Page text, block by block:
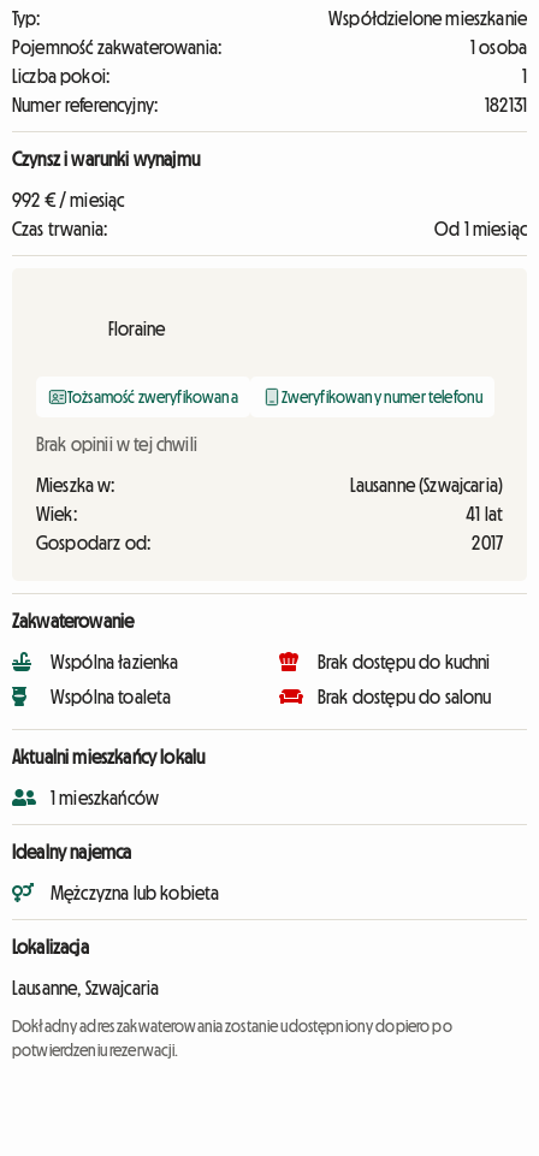
Typ:
Współdzielone mieszkanie
Pojemność zakwaterowania:
1 osoba
Liczba pokoi:
1
Numer referencyjny:
182131
Czynsz i warunki wynajmu
992 € / miesiąc
Czas trwania:
Od 1 miesiąc
Floraine
Tożsamość zweryfikowana Zweryfikowany numer telefonu
Brak opinii w tej chwili
Mieszka w:
Lausanne (Szwajcaria)
Wiek:
41 lat
Gospodarz od:
2017
Zakwaterowanie
Wspólna łazienka
Wspólna toaleta
Brak dostępu do kuchni
Brak dostępu do salonu
Aktualni mieszkańcy lokalu
1 mieszkańców
Idealny najemca
Mężczyzna lub kobieta
Lokalizacja
Lausanne, Szwajcaria
Dokładny adres zakwaterowania zostanie udostępniony dopiero po
potwierdzeniu rezerwacji.